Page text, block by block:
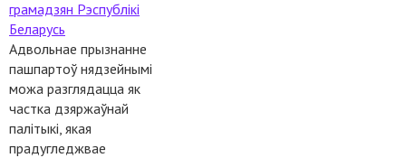
грамадзян Рэспублікі
Беларусь
Адвольнае прызнанне
пашпартоў нядзейнымі
можа разглядацца як
частка дзяржаўнай
палітыкі, якая
прадугледжвае